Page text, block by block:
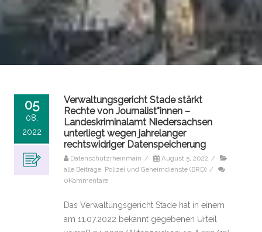
05
08,
2022
Verwaltungsgericht Stade stärkt
Rechte von Journalist*innen –
Landeskriminalamt Niedersachsen
unterliegt wegen jahrelanger
rechtswidriger Datenspeicherung
Datenschutzrheinmain / August 5, 2022 /
alle Beiträge Polizei und Geheimdienste (BRD) /
0Kommentare
Das Verwaltungsgericht Stade hat in einem
am 11.07.2022 bekannt gegebenen Urteil